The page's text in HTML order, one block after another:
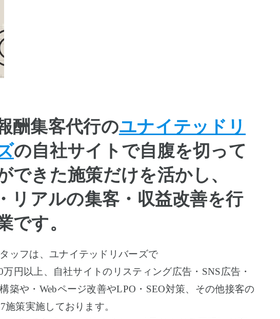
酬集客代行のユナイテッドリ
の自社サイトで自腹を切って
できた施策だけを活かし、
リアルの集客・収益改善を行
です。
ッフは、ユナイテッドリバーズで
万円以上、自社サイトのリスティング広告・SNS広告・
築や・Webページ改善やLPO・SEO対策、その他接客の
施策実施しております。